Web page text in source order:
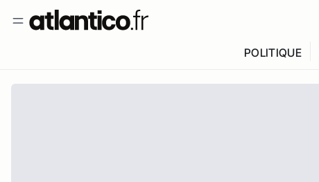
POLITIQUE